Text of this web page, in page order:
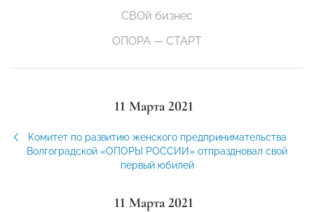
СВОй бизнес
ОПОРА — СТАРТ
11 Марта 2021
Комитет по развитию женского предпринимательства
Волгоградской «ОПОРЫ РОССИИ» отпраздновал свой
первый юбилей
11 Марта 2021